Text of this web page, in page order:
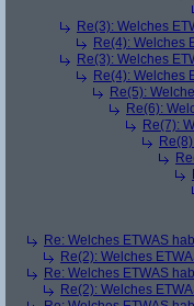
Re(3): Welches
Re(4): Welches
Re(3): Welches
Re(4): Welches
Re(5):
Re(6):
Re(7):
Re: Welches ETWAS
Re(2): Welches
Re: Welches ETWAS
Re(2): Welches